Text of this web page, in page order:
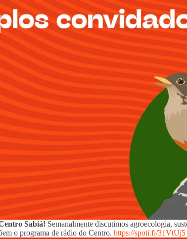
Sabiá! Semanalmente discutimos agroecologia,
o programa de rádio do Centro. https://spoti.fi/31VtUj5